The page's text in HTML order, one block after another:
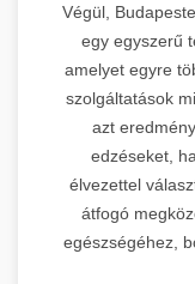
Végül,
egy egyszerű
amelyet egyre
szolgáltatások
azt
edzéseket,
élvezettel
átfogó
egészségéhez,